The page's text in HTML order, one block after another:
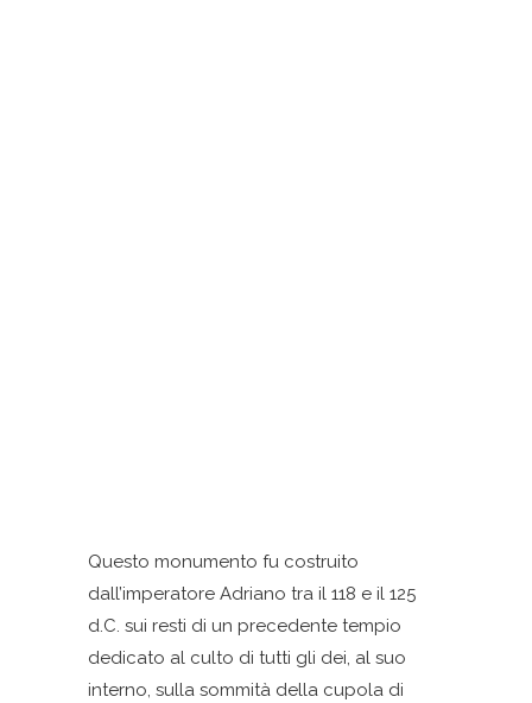
Questo monumento fu costruito
dall’imperatore Adriano tra il 118 e il 125
d.C. sui resti di un precedente tempio
dedicato al culto di tutti gli dei, al suo
interno, sulla sommità della cupola di